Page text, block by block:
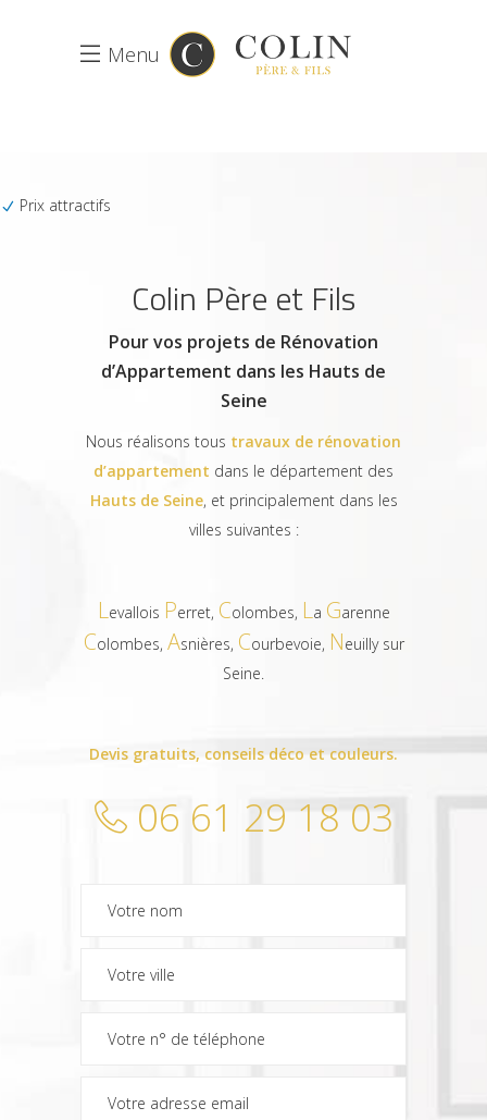
Menu
Prix attractifs
Colin Père et Fils
Pour vos projets de Rénovation
d’Appartement dans les Hauts de
Seine
Nous réalisons tous travaux de rénovation
d’appartement dans le département des
Hauts de Seine, et principalement dans les
villes suivantes :
Levallois Perret, Colombes, La Garenne
Colombes, Asnières, Courbevoie, Neuilly sur
Seine.
Devis gratuits, conseils déco et couleurs.
06 61 29 18 03